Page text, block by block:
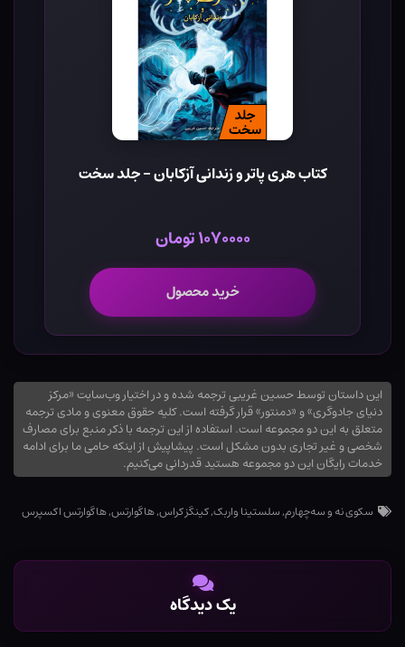
کتاب هری پاتر و زندانی آزکابان - جلد سخت
۱۰۷۰۰۰۰ تومان
خرید محصول
این داستان توسط حسین غریبی ترجمه شده و در اختیار وب‌سایت «مرکز
دنیای جادوگری» و «دمنتور» قرار گرفته است. کلیه حقوق معنوی و مادی ترجمه
متعلق به این دو مجموعه است. استفاده از این ترجمه با ذکر منبع برای مصارف
شخصی و غیر تجاری بدون مشکل است. پیشاپیش از اینکه حامی ما برای ادامه
خدمات رایگان این دو مجموعه هستید قدردانی می‌کنیم.
سکوی نه و سه‌چهارم,سلستینا واربک,کینگز کراس,هاگوارتس,هاگوارتس اکسپرس
یک دیدگاه